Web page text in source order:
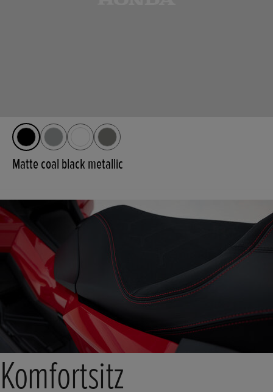
Matte coal black metallic
Komfortsitz